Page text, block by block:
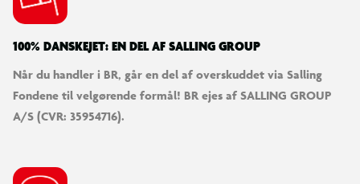
100% DANSKEJET: EN DEL AF SALLING GROUP
Når du handler i BR, går en del af overskuddet via Salling
Fondene til velgørende formål! BR ejes af SALLING GROUP
A/S (CVR: 35954716).